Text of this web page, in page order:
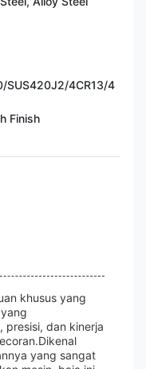
SUS420J2/4CR13/4
Finish
khusus yang
presisi, dan kinerja
yang sangat